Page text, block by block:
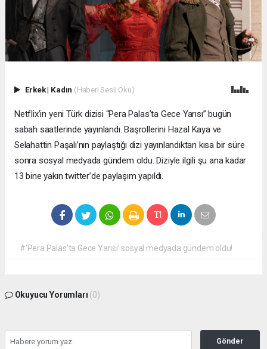
Erkek| Kadın (Haberi Sesli Oku)
Netflix’in yeni Türk dizisi “Pera Palas’ta Gece Yarısı” bugün
sabah saatlerinde yayınlandı. Başrollerini Hazal Kaya ve
Selahattin Paşalı’nın paylaştığı dizi yayınlandıktan kısa bir süre
sonra sosyal medyada gündem oldu. Diziyle ilgili şu ana kadar
13 bine yakın twitter’de paylaşım yapıldı.
#‘Pera Palas’ta Gece Yarısı’ sosyal medyada gündem oldu!
Okuyucu Yorumları (0)
Gönder